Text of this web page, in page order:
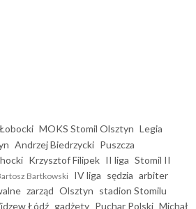
MOKS Stomil Olsztyn Legia
Andrzej Biedrzycki Puszcza
Krzysztof Filipek II liga Stomil II
Bartkowski IV liga sędzia arbiter
zarząd Olsztyn stadion Stomilu
Łódź gadżety Puchar Polski Michał